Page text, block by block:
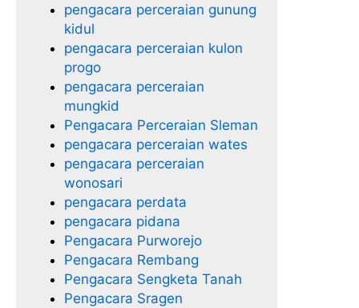
pengacara perceraian gunung
kidul
pengacara perceraian kulon
progo
pengacara perceraian
mungkid
Pengacara Perceraian Sleman
pengacara perceraian wates
pengacara perceraian
wonosari
pengacara perdata
pengacara pidana
Pengacara Purworejo
Pengacara Rembang
Pengacara Sengketa Tanah
Pengacara Sragen